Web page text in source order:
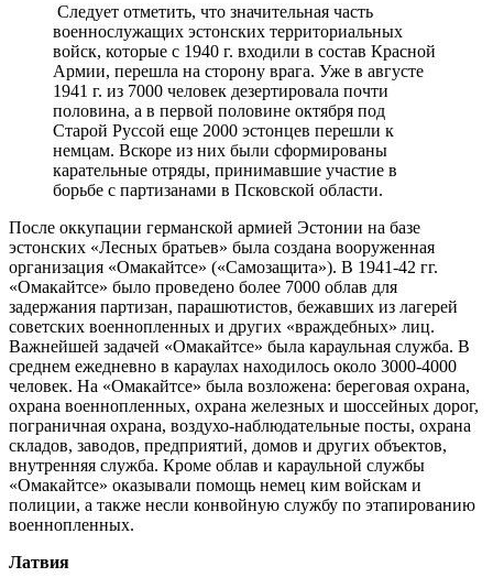
Следует отметить, что значительная часть
военнослужащих эстонских территориальных
войск, которые с 1940 г. входили в состав Красной
Армии, перешла на сторону врага. Уже в августе
1941 г. из 7000 человек дезертировала почти
половина, а в первой половине октября под
Старой Руссой еще 2000 эстонцев перешли к
немцам. Вскоре из них были сформированы
карательные отряды, принимавшие участие в
борьбе с партизанами в Псковской области.
После оккупации германской армией Эстонии на базе
эстонских «Лесных братьев» была создана вооруженная
организация «Омакайтсе» («Самозащита»). В 1941-42 гг.
«Омакайтсе» было проведено более 7000 облав для
задержания партизан, парашютистов, бежавших из лагерей
советских военнопленных и других «враждебных» лиц.
Важнейшей задачей «Омакайтсе» была караульная служба. В
среднем ежедневно в караулах находилось около 3000-4000
человек. На «Омакайтсе» была возложена: береговая охрана,
охрана военнопленных, охрана железных и шоссейных дорог,
пограничная охрана, воздухо-наблюдательные посты, охрана
складов, заводов, предприятий, домов и других объектов,
внутренняя служба. Кроме облав и караульной службы
«Омакайтсе» оказывали помощь немец ким войскам и
полиции, а также несли конвойную службу по этапированию
военнопленных.
Латвия